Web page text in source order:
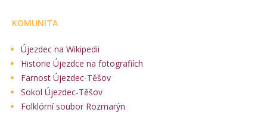
KOMUNITA
Újezdec na Wikipedii
Historie Újezdce na fotografiích
Farnost Újezdec-Těšov
Sokol Újezdec-Těšov
Folklórní soubor Rozmarýn